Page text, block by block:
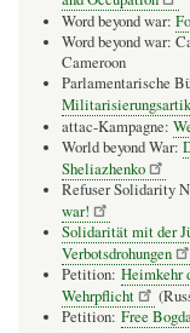
Word beyond war:
Word beyond war:
Cameroon
Parlamentarische
attac-Kampagne:
World beyond War:
Sheliazhenko
Refuser Solidarity
war!
Solidarität mit der
Verbotsdrohungen
Petition: Heimkehr
Wehrpflicht
Petition: Free